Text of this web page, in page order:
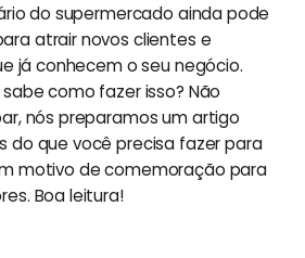
do supermercado ainda pode
atrair novos clientes e
já conhecem o seu negócio.
como fazer isso? Não
nós preparamos um artigo
do que você precisa fazer para
motivo de comemoração para
Boa leitura!